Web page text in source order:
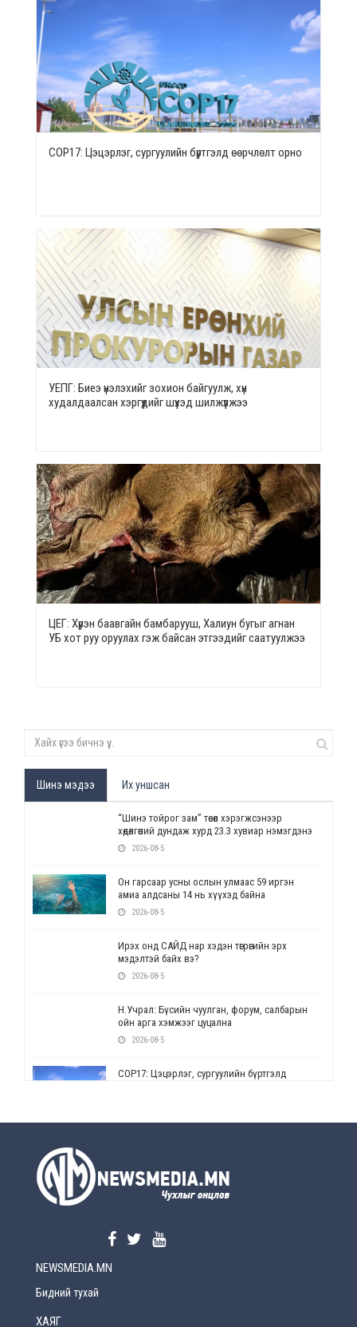
СОР17: Цэцэрлэг, сургуулийн бүртгэлд өөрчлөлт орно
УЕПГ: Биеэ үнэлэхийг зохион байгуулж, хүн
худалдаалсан хэргүүдийг шүүхэд шилжүүлжээ
ЦЕГ: Хүрэн баавгайн бамбарууш, Халиун бугыг агнан
УБ хот руу оруулах гэж байсан этгээдийг саатуулжээ
Шинэ мэдээ Их уншсан
“Шинэ тойрог зам” төсөл хэрэгжсэнээр
хөдөлгөөний дундаж хурд 23.3 хувиар нэмэгдэнэ
2026-08-5
Он гарсаар усны ослын улмаас 59 иргэн
амиа алдсаны 14 нь хүүхэд байна
2026-08-5
Ирэх онд САЙД нар хэдэн төгрөгийн эрх
мэдэлтэй байх вэ?
2026-08-5
Н.Учрал: Бүсийн чуулган, форум, салбарын
ойн арга хэмжээг цуцална
2026-08-5
СОР17: Цэцэрлэг, сургуулийн бүртгэлд
2026-08-5
2026-08-5
NEWSMEDIA.MN
Бидний тухай
ХАЯГ